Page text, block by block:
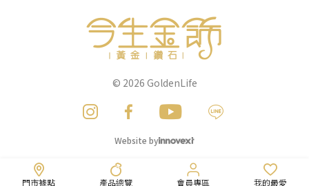
門市據點 產品總覽 會員專區 我的最愛
© 2026 GoldenLife
Website by